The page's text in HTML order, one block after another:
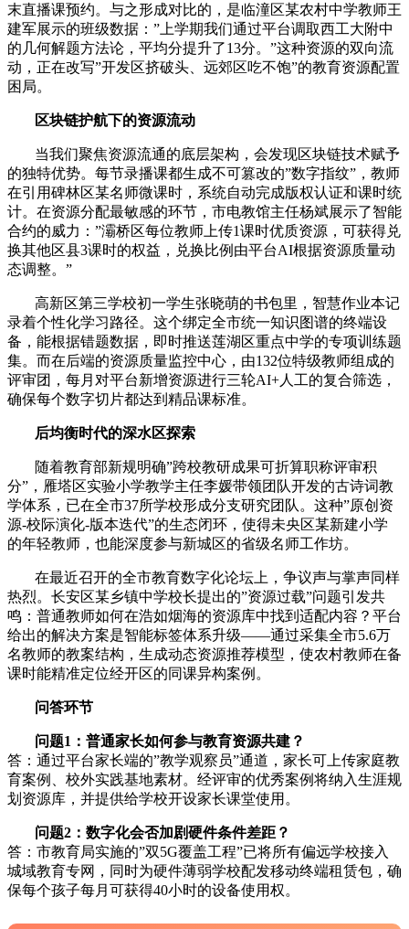
末直播课预约。与之形成对比的，是临潼区某农村中学教师王
建军展示的班级数据：”上学期我们通过平台调取西工大附中
的几何解题方法论，平均分提升了13分。”这种资源的双向流
动，正在改写”开发区挤破头、远郊区吃不饱”的教育资源配置
困局。
区块链护航下的资源流动
当我们聚焦资源流通的底层架构，会发现区块链技术赋予
的独特优势。每节录播课都生成不可篡改的”数字指纹”，教师
在引用碑林区某名师微课时，系统自动完成版权认证和课时统
计。在资源分配最敏感的环节，市电教馆主任杨斌展示了智能
合约的威力：”灞桥区每位教师上传1课时优质资源，可获得兑
换其他区县3课时的权益，兑换比例由平台AI根据资源质量动
态调整。”
高新区第三学校初一学生张晓萌的书包里，智慧作业本记
录着个性化学习路径。这个绑定全市统一知识图谱的终端设
备，能根据错题数据，即时推送莲湖区重点中学的专项训练题
集。而在后端的资源质量监控中心，由132位特级教师组成的
评审团，每月对平台新增资源进行三轮AI+人工的复合筛选，
确保每个数字切片都达到精品课标准。
后均衡时代的深水区探索
随着教育部新规明确”跨校教研成果可折算职称评审积
分”，雁塔区实验小学教学主任李媛带领团队开发的古诗词教
学体系，已在全市37所学校形成分支研究团队。这种”原创资
源-校际演化-版本迭代”的生态闭环，使得未央区某新建小学
的年轻教师，也能深度参与新城区的省级名师工作坊。
在最近召开的全市教育数字化论坛上，争议声与掌声同样
热烈。长安区某乡镇中学校长提出的”资源过载”问题引发共
鸣：普通教师如何在浩如烟海的资源库中找到适配内容？平台
给出的解决方案是智能标签体系升级——通过采集全市5.6万
名教师的教案结构，生成动态资源推荐模型，使农村教师在备
课时能精准定位经开区的同课异构案例。
问答环节
问题1：普通家长如何参与教育资源共建？
答：通过平台家长端的”教学观察员”通道，家长可上传家庭教
育案例、校外实践基地素材。经评审的优秀案例将纳入生涯规
划资源库，并提供给学校开设家长课堂使用。
问题2：数字化会否加剧硬件条件差距？
答：市教育局实施的”双5G覆盖工程”已将所有偏远学校接入
城域教育专网，同时为硬件薄弱学校配发移动终端租赁包，确
保每个孩子每月可获得40小时的设备使用权。